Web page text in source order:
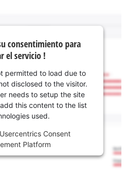
consentimiento para
el servicio !
permitted to load due to
disclosed to the visitor.
needs to setup the site
this content to the list
used.
Usercentrics Consent
Platform